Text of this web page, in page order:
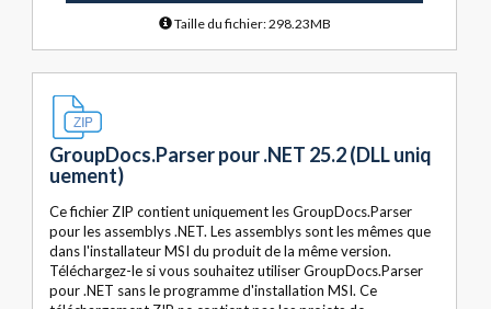
Taille du fichier: 298.23MB
GroupDocs.Parser pour .NET 25.2 (DLL uniq
uement)
Ce fichier ZIP contient uniquement les GroupDocs.Parser
pour les assemblys .NET. Les assemblys sont les mêmes que
dans l'installateur MSI du produit de la même version.
Téléchargez-le si vous souhaitez utiliser GroupDocs.Parser
pour .NET sans le programme d'installation MSI. Ce